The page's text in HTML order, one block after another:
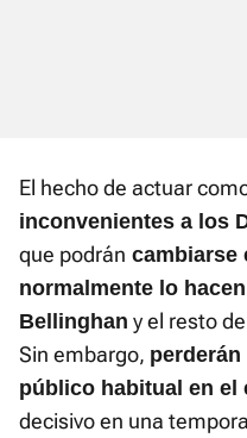
El hecho de actuar
inconvenientes a los
que podrán cambiarse
normalmente lo
Bellinghan y el resto
Sin embargo,
público habitual en el
decisivo en una